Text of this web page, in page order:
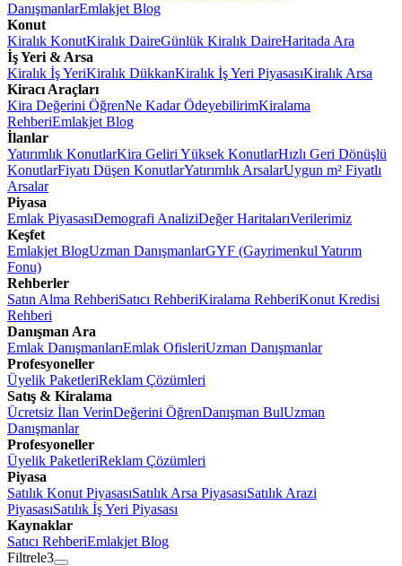
DanışmanlarEmlakjet Blog
Konut
Kiralık KonutKiralık DaireGünlük Kiralık DaireHaritada Ara
İş Yeri & Arsa
Kiralık İş YeriKiralık DükkanKiralık İş Yeri PiyasasıKiralık Arsa
Kiracı Araçları
Kira Değerini ÖğrenNe Kadar ÖdeyebilirimKiralama
RehberiEmlakjet Blog
İlanlar
Yatırımlık KonutlarKira Geliri Yüksek KonutlarHızlı Geri Dönüşlü
KonutlarFiyatı Düşen KonutlarYatırımlık ArsalarUygun m² Fiyatlı
Arsalar
Piyasa
Emlak PiyasasıDemografi AnaliziDeğer HaritalarıVerilerimiz
Keşfet
Emlakjet BlogUzman DanışmanlarGYF (Gayrimenkul Yatırım
Fonu)
Rehberler
Satın Alma RehberiSatıcı RehberiKiralama RehberiKonut Kredisi
Rehberi
Danışman Ara
Emlak DanışmanlarıEmlak OfisleriUzman Danışmanlar
Profesyoneller
Üyelik PaketleriReklam Çözümleri
Satış & Kiralama
Ücretsiz İlan VerinDeğerini ÖğrenDanışman BulUzman
Danışmanlar
Profesyoneller
Üyelik PaketleriReklam Çözümleri
Piyasa
Satılık Konut PiyasasıSatılık Arsa PiyasasıSatılık Arazi
PiyasasıSatılık İş Yeri Piyasası
Kaynaklar
Satıcı RehberiEmlakjet Blog
Filtrele3